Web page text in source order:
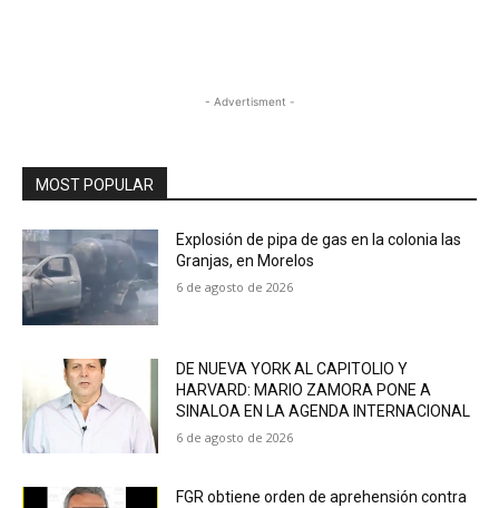
- Advertisment -
MOST POPULAR
Explosión de pipa de gas en la colonia las
Granjas, en Morelos
6 de agosto de 2026
DE NUEVA YORK AL CAPITOLIO Y
HARVARD: MARIO ZAMORA PONE A
SINALOA EN LA AGENDA INTERNACIONAL
6 de agosto de 2026
FGR obtiene orden de aprehensión contra